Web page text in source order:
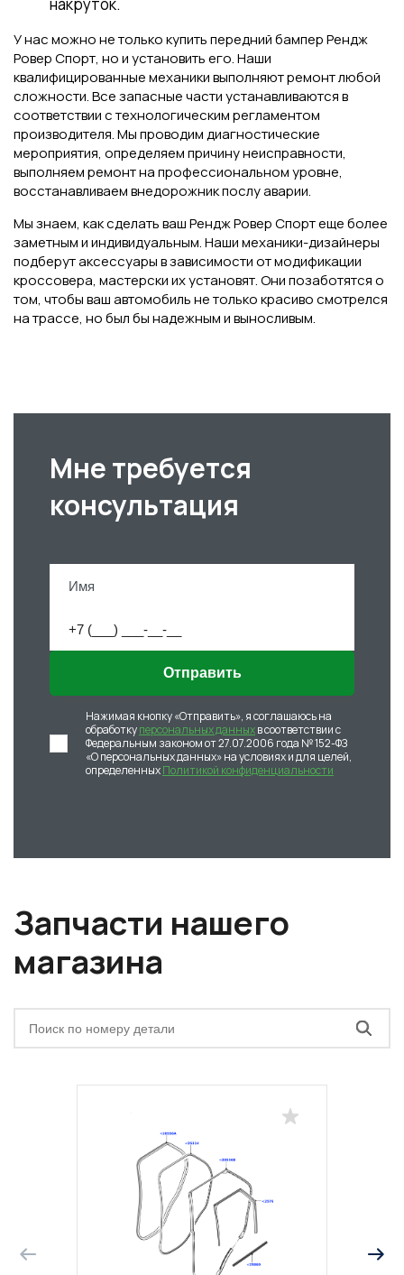
накруток.
У нас можно не только купить передний бампер Рендж
Ровер Спорт, но и установить его. Наши
квалифицированные механики выполняют ремонт любой
сложности. Все запасные части устанавливаются в
соответствии с технологическим регламентом
производителя. Мы проводим диагностические
мероприятия, определяем причину неисправности,
выполняем ремонт на профессиональном уровне,
восстанавливаем внедорожник послу аварии.
Мы знаем, как сделать ваш Рендж Ровер Спорт еще более
заметным и индивидуальным. Наши механики-дизайнеры
подберут аксессуары в зависимости от модификации
кроссовера, мастерски их установят. Они позаботятся о
том, чтобы ваш автомобиль не только красиво смотрелся
на трассе, но был бы надежным и выносливым.
Мне требуется
консультация
Отправить
Нажимая кнопку «Отправить», я соглашаюсь на
обработкуперсональных данныхв соответствии с
Федеральным законом от 27.07.2006 года № 152-ФЗ
«О персональных данных» на условиях и для целей,
определенныхПолитикой конфиденциальности
Запчасти нашего
магазина